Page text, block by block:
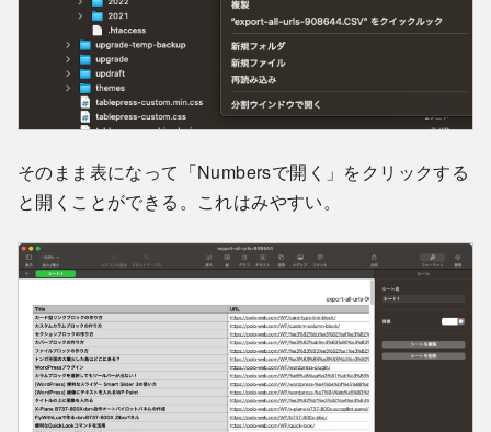
そのまま表になって「Numbersで開く」をクリックする
と開くことができる。これはみやすい。